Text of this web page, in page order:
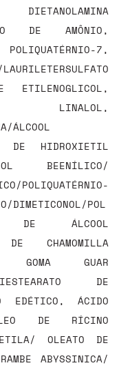
DIETANOLAMINA
DE AMÔNIO,
7,
ÁLCOOL
DE HIDROXIETIL
BEENÍLICO/
DIMETICONOL/POL
DE ÁLCOOL
DE CHAMOMILLA
GOMA GUAR
DE
EDÉTICO, ÁCIDO
DE RÍCINO
OLEATO DE
ABYSSINICA/